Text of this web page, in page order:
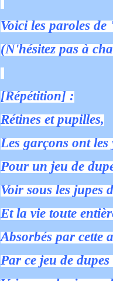
Voici les paroles de
(N'hésitez pas à
[Répétition] :
Rétines et pupilles,
Les garçons ont
Pour un jeu de
Voir sous les jupes
Et la vie toute
Absorbés par cette
Par ce jeu de